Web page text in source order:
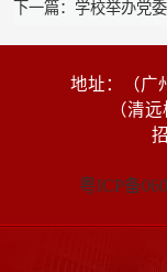
地址：（广
（清远校
粤ICP备